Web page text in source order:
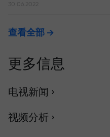
30.06.2022
查看全部
更多信息
电视新闻 ›
视频分析 ›